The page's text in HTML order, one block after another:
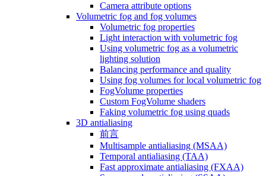
Camera attribute options
Volumetric fog and fog volumes
Volumetric fog properties
Light interaction with volumetric fog
Using volumetric fog as a volumetric
lighting solution
Balancing performance and quality
Using fog volumes for local volumetric fog
FogVolume properties
Custom FogVolume shaders
Faking volumetric fog using quads
3D antialiasing
前言
Multisample antialiasing (MSAA)
Temporal antialiasing (TAA)
Fast approximate antialiasing (FXAA)